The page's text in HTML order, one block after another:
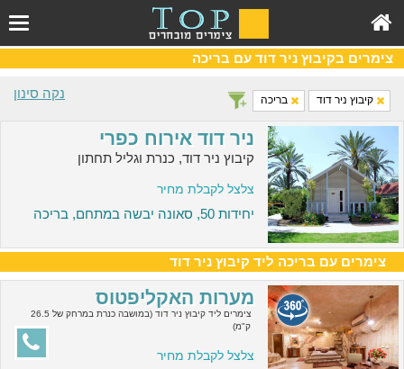
צימרים בקיבוץ ניר דוד עם בריכה
נקה סינון קיבוץ ניר דוד בריכה
ניר דוד אירוח כפרי
קיבוץ ניר דוד, כנרת וגליל תחתון
צלצל לקבלת מחיר
יחידות 50, סאונה יבשה במתחם, בריכה
צימרים עם בריכה ליד קיבוץ ניר דוד
מערות האקליפטוס
צימרים ליד קיבוץ ניר דוד (במושבה כנרת במרחק של 26.5
ק"מ)
צלצל לקבלת מחיר